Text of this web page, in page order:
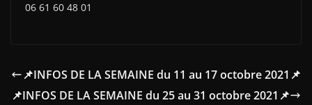
06 61 60 48 01
📌INFOS DE LA SEMAINE du 11 au 17 octobre 2021📌
📌INFOS DE LA SEMAINE du 25 au 31 octobre 2021📌